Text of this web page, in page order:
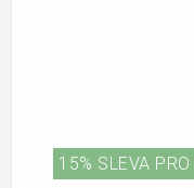
15% SLEVA